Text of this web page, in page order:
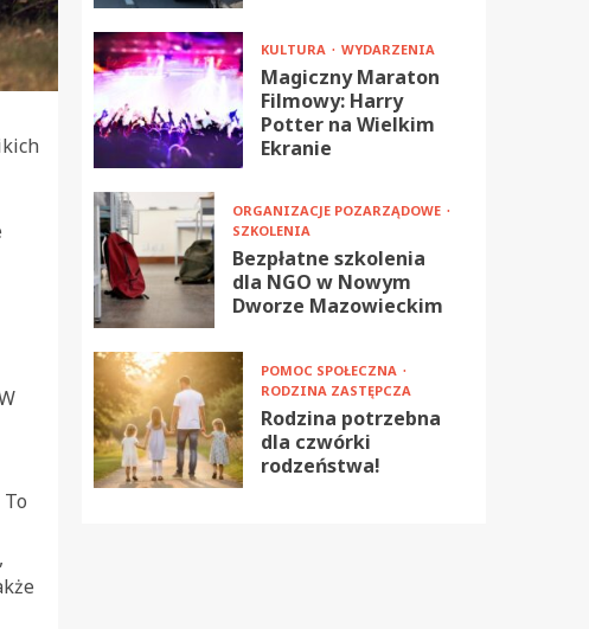
KULTURA WYDARZENIA
Magiczny Maraton
Filmowy: Harry
Potter na Wielkim
Ekranie
ORGANIZACJE POZARZĄDOWE
SZKOLENIA
Bezpłatne szkolenia
dla NGO w Nowym
Dworze Mazowieckim
POMOC SPOŁECZNA
RODZINA ZASTĘPCZA
Rodzina potrzebna
dla czwórki
rodzeństwa!